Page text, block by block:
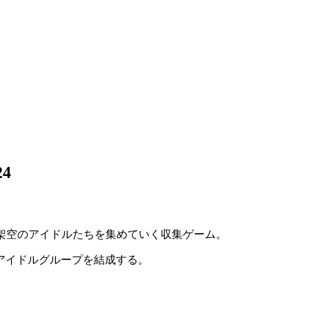
のアイドルたちを集めていく 収集ゲーム。
イドルグループを結成する。